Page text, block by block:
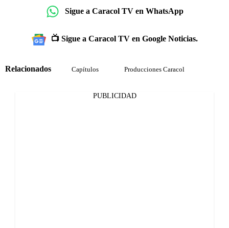
Sigue a Caracol TV en WhatsApp
📺 Sigue a Caracol TV en Google Noticias.
Relacionados Capítulos Producciones Caracol
PUBLICIDAD